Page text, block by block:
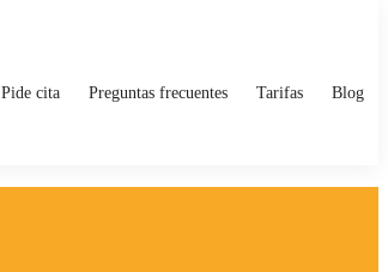
Pide cita Preguntas frecuentes Tarifas Blog